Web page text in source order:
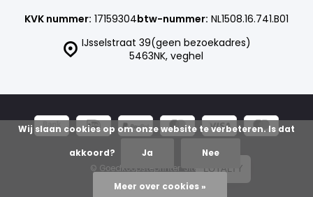
IJsselstraat 39(geen bezoekadres)
5463NK, veghel
KVK nummer: 17159304btw-nummer: NL1508.16.741.B01
© Goedkoopsteprinter Sitemap
Wij slaan cookies op om onze website te verbeteren. Is dat
akkoord? Ja Nee
Meer over cookies »
LOYALTY